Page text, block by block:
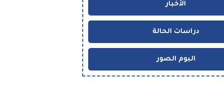
الأخبار
دراسات الحالة
البوم الصور